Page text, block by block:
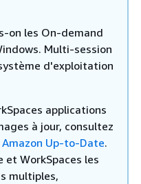
on les On-demand
Multi-session
d'exploitation
applications
à jour, consultez
Up-to-Date.
et WorkSpaces les
multiples,